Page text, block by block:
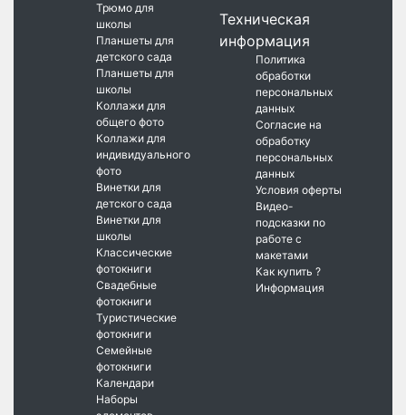
Трюмо для
школы
Планшеты для
детского сада
Планшеты для
школы
Коллажи для
общего фото
Коллажи для
индивидуального
фото
Винетки для
детского сада
Винетки для
школы
Классические
фотокниги
Свадебные
фотокниги
Туристические
фотокниги
Семейные
фотокниги
Календари
Наборы
Техническая
информация
Политика
обработки
персональных
данных
Согласие на
обработку
персональных
данных
Условия оферты
Видео-
подсказки по
работе с
макетами
Как купить ?
Информация